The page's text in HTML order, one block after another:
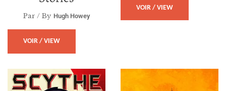
Par / By Hugh Howey
VOIR / VIEW
VOIR / VIEW